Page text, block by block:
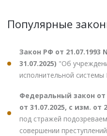
Популярные
Закон РФ от 21.07.1993
31.07.2025) "Об
исполнительной
Федеральный закон от
от 31.07.2025, с изм. от
под стражей
совершении